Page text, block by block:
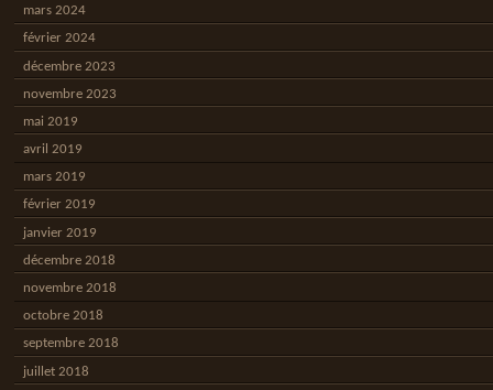
mars 2024
février 2024
décembre 2023
novembre 2023
mai 2019
avril 2019
mars 2019
février 2019
janvier 2019
décembre 2018
novembre 2018
octobre 2018
septembre 2018
juillet 2018